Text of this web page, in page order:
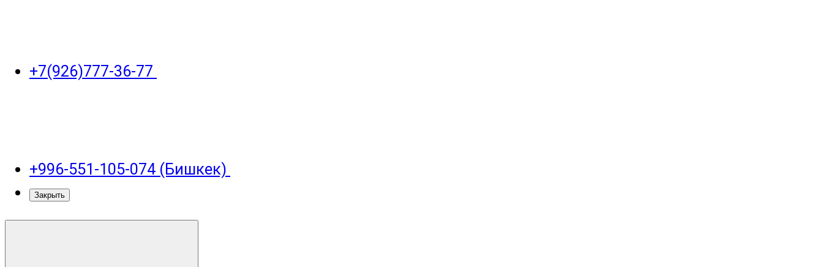
+7(926)777-36-77
+996-551-105-074 (Бишкек)
Закрыть